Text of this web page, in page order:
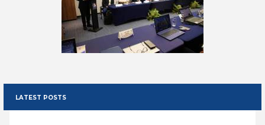
LATEST POSTS